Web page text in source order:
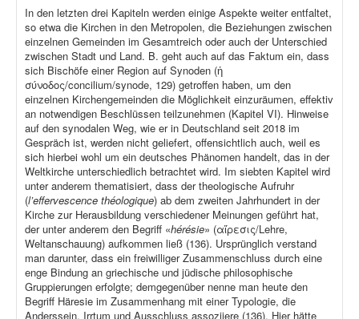
In den letzten drei Kapiteln werden einige Aspekte weiter entfaltet,
so etwa die Kirchen in den Metropolen, die Beziehungen zwischen
einzelnen Gemeinden im Gesamtreich oder auch der Unterschied
zwischen Stadt und Land. B. geht auch auf das Faktum ein, dass
sich Bischöfe einer Region auf Synoden (ἡ
σύνοδος/concilium/synode, 129) getroffen haben, um den
einzelnen Kirchengemeinden die Möglichkeit einzuräumen, effektiv
an notwendigen Beschlüssen teilzunehmen (Kapitel VI). Hinweise
auf den synodalen Weg, wie er in Deutschland seit 2018 im
Gespräch ist, werden nicht geliefert, offensichtlich auch, weil es
sich hierbei wohl um ein deutsches Phänomen handelt, das in der
Weltkirche unterschiedlich betrachtet wird. Im siebten Kapitel wird
unter anderem thematisiert, dass der theologische Aufruhr
(l’effervescence théologique) ab dem zweiten Jahrhundert in der
Kirche zur Herausbildung verschiedener Meinungen geführt hat,
der unter anderem den Begriff «hérésie» (αἵρεσις/Lehre,
Weltanschauung) aufkommen ließ (136). Ursprünglich verstand
man darunter, dass ein freiwilliger Zusammenschluss durch eine
enge Bindung an griechische und jüdische philosophische
Gruppierungen erfolgte; demgegenüber nenne man heute den
Begriff Häresie im Zusammenhang mit einer Typologie, die
Anderssein, Irrtum und Ausschluss assoziiere (136). Hier hätte